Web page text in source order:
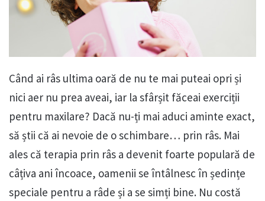
Când ai râs ultima oară de nu te mai puteai opri și
nici aer nu prea aveai, iar la sfârșit făceai exerciții
pentru maxilare? Dacă nu-ți mai aduci aminte exact,
să știi că ai nevoie de o schimbare… prin râs. Mai
ales că terapia prin râs a devenit foarte populară de
câțiva ani încoace, oamenii se întâlnesc în ședințe
speciale pentru a râde și a se simți bine. Nu costă